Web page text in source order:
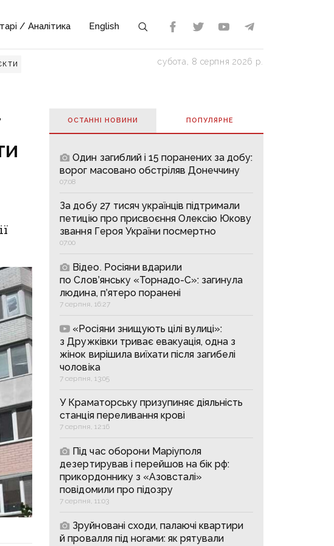
/ Аналітика English
субота, 8 серпня 2026 р.
ОСТАННІ НОВИНИ ПОПУЛЯРНE
Один загиблий і 15 поранених за добу:
ворог масовано обстріляв Донеччину
07:08
За добу 27 тисяч українців підтримали
петицію про присвоєння Олексію Юкову
звання Героя України посмертно
07:00
Відео. Росіяни вдарили
по Слов’янську «Торнадо-С»: загинула
людина, п’ятеро поранені
7 серпня, 16:27
«Росіяни знищують цілі вулиці»:
з Дружківки триває евакуація, одна з
жінок вирішила виїхати після загибелі
чоловіка
7 серпня, 13:05
У Краматорську призупиняє діяльність
станція переливання крові
7 серпня, 12:16
Під час оборони Маріуполя
дезертирував і перейшов на бік рф:
прикордоннику з «Азовсталі»
повідомили про підозру
7 серпня, 11:03
Зруйновані сходи, палаючі квартири
й провалля під ногами: як рятували